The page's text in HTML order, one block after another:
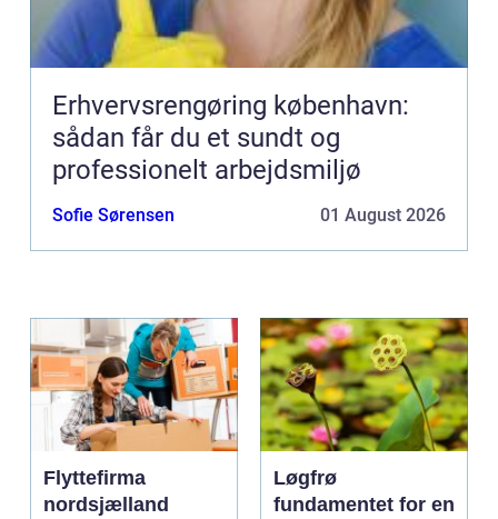
Erhvervsrengøring københavn:
sådan får du et sundt og
professionelt arbejdsmiljø
Sofie Sørensen 01 August 2026
Flyttefirma
nordsjælland
Løgfrø
fundamentet for en